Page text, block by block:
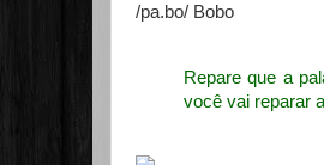
/pa.bo/ Bobo
Repare que a
você vai reparar